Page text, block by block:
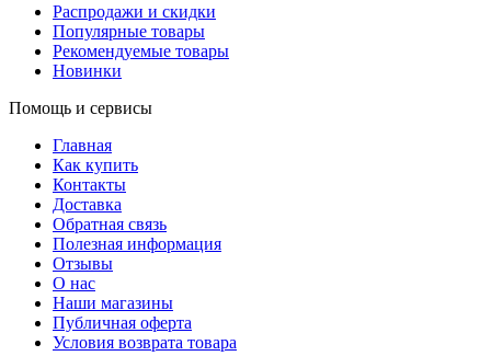
Распродажи и скидки
Популярные товары
Рекомендуемые товары
Новинки
Помощь и сервисы
Главная
Как купить
Контакты
Доставка
Обратная связь
Полезная информация
Отзывы
О нас
Наши магазины
Публичная оферта
Условия возврата товара